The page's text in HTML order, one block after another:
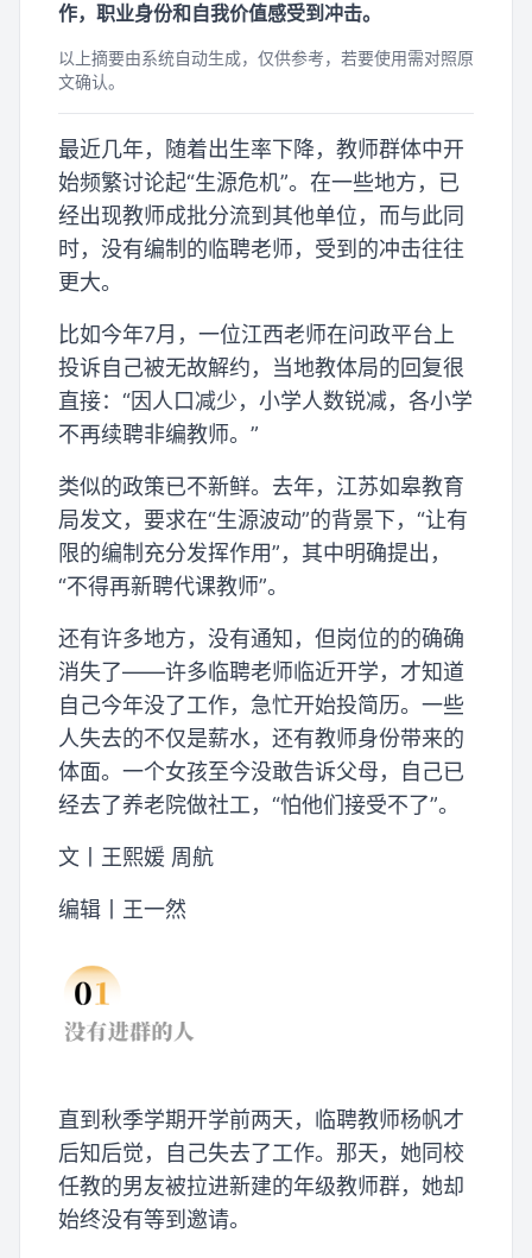
作，职业身份和自我价值感受到冲击。
以上摘要由系统自动生成，仅供参考，若要使用需对照原
文确认。
最近几年，随着出生率下降，教师群体中开
始频繁讨论起“生源危机”。在一些地方，已
经出现教师成批分流到其他单位，而与此同
时，没有编制的临聘老师，受到的冲击往往
更大。
比如今年7月，一位江西老师在问政平台上
投诉自己被无故解约，当地教体局的回复很
直接：“因人口减少，小学人数锐减，各小学
不再续聘非编教师。”
类似的政策已不新鲜。去年，江苏如皋教育
局发文，要求在“生源波动”的背景下，“让有
限的编制充分发挥作用”，其中明确提出，
“不得再新聘代课教师”。
还有许多地方，没有通知，但岗位的的确确
消失了——许多临聘老师临近开学，才知道
自己今年没了工作，急忙开始投简历。一些
人失去的不仅是薪水，还有教师身份带来的
体面。一个女孩至今没敢告诉父母，自己已
经去了养老院做社工，“怕他们接受不了”。
文丨王熙媛 周航
编辑丨王一然
直到秋季学期开学前两天，临聘教师杨帆才
后知后觉，自己失去了工作。那天，她同校
任教的男友被拉进新建的年级教师群，她却
始终没有等到邀请。